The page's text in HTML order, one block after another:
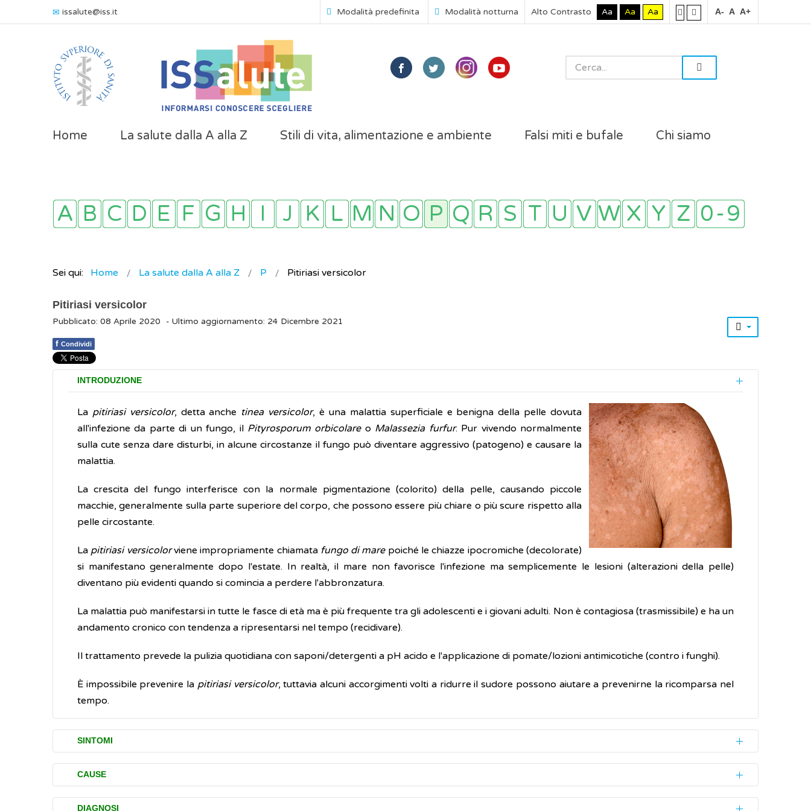
issalute@iss.it Modalità predefinita Modalità notturna Alto Contrasto Aa Aa Aa A- A A+
Home La salute dalla A alla Z Stili di vita, alimentazione e ambiente Falsi miti e bufale Chi siamo
Sei qui: Home La salute dalla A alla Z P Pitiriasi versicolor
Pitiriasi versicolor
Pubblicato: 08 Aprile 2020 - Ultimo aggiornamento: 24 Dicembre 2021
f Condividi
INTRODUZIONE
La pitiriasi versicolor, detta anche tinea versicolor, è una malattia superficiale e benigna della pelle dovuta
all'infezione da parte di un fungo, il Pityrosporum orbicolareo Malassezia furfur. Pur vivendo normalmente
sulla cute senza dare disturbi, in alcune circostanze il fungo può diventare aggressivo (patogeno) e causare la
malattia.
La crescita del fungo interferisce con la normale pigmentazione (colorito) della pelle, causando piccole
macchie, generalmente sulla parte superiore del corpo, che possono essere più chiare o più scure rispetto alla
pelle circostante.
La pitiriasi versicolorviene impropriamente chiamata fungo di mare poiché le chiazze ipocromiche (decolorate)
si manifestano generalmente dopo l'estate. In realtà, il mare non favorisce l'infezione ma semplicemente le lesioni (alterazioni della pelle)
diventano più evidenti quando si comincia a perdere l'abbronzatura.
La malattia può manifestarsi in tutte le fasce di età ma è più frequente tra gli adolescenti e i giovani adulti. Non è contagiosa (trasmissibile) e ha un
andamento cronico con tendenza a ripresentarsi nel tempo (recidivare).
Il trattamento prevede la pulizia quotidiana con saponi/detergenti a pH acido e l'applicazione di pomate/lozioni antimicotiche (contro i funghi).
È impossibile prevenire la pitiriasi versicolor, tuttavia alcuni accorgimenti volti a ridurre il sudore possono aiutare a prevenirne la ricomparsa nel
tempo.
SINTOMI
I principali disturbi (sintomi) causati dalla
più scure rispetto alla pelle circostante
CAUSE
Lapitiriasi versicolor
DIAGNOSI